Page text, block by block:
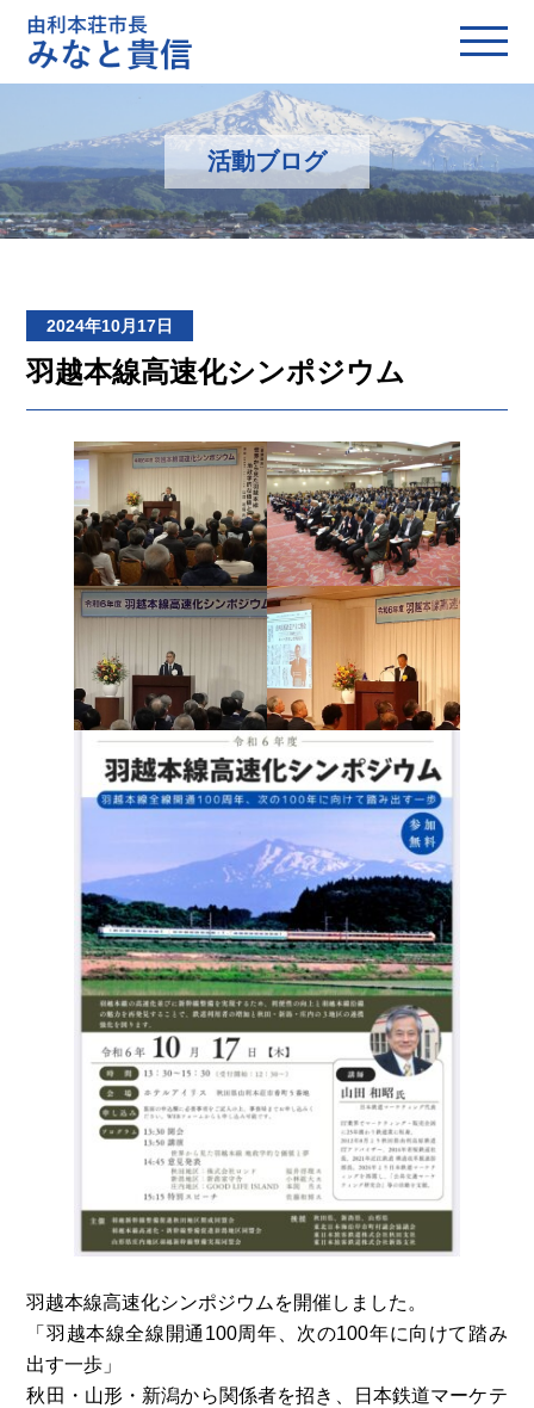
活動ブログ
2024年10月17日
羽越本線高速化シンポジウム
羽越本線高速化シンポジウムを開催しました。
「羽越本線全線開通100周年、次の100年に向けて踏み
出す一歩」
秋田・山形・新潟から関係者を招き、日本鉄道マーケテ